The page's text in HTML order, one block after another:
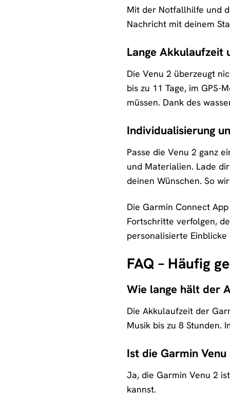
Mit der Notfallhilfe und
Nachricht mit deinem
Lange Akkulaufzeit
Die Venu 2 überzeugt
bis zu 11 Tage, im GPS-
müssen. Dank des
Individualisierung
Passe die Venu 2 ganz
und Materialien. Lade
deinen Wünschen. So
Die Garmin Connect
Fortschritte verfolgen,
personalisierte
FAQ – Häufig
Wie lange hält der
Die Akkulaufzeit der
Musik bis zu 8 Stunden.
Ist die Garmin
Ja, die Garmin Venu 2
kannst.